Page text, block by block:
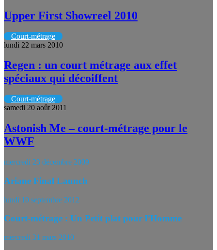
Upper First Showreel 2010
Court-métrage
lundi 22 mars 2010
Regen : un court métrage aux effet
spéciaux qui décoiffent
Court-métrage
samedi 20 août 2011
Astonish Me – court-métrage pour le
WWF
mercredi 23 décembre 2009
Ariane Final Launch
lundi 10 septembre 2012
Court-métrage : Un Petit plat pour l’Homme
mercredi 31 mars 2010